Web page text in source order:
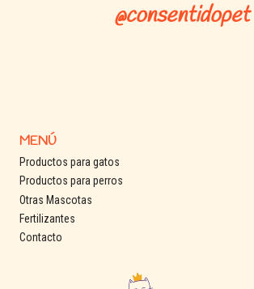
@consentidopet
MENÚ
Productos para gatos
Productos para perros
Otras Mascotas
Fertilizantes
Contacto